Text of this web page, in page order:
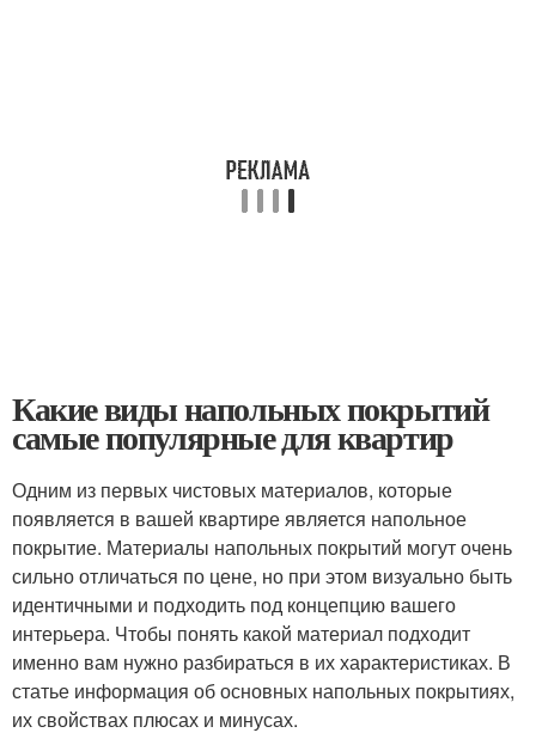
Какие виды напольных покрытий
самые популярные для квартир
Одним из первых чистовых материалов, которые
появляется в вашей квартире является напольное
покрытие. Материалы напольных покрытий могут очень
сильно отличаться по цене, но при этом визуально быть
идентичными и подходить под концепцию вашего
интерьера. Чтобы понять какой материал подходит
именно вам нужно разбираться в их характеристиках. В
статье информация об основных напольных покрытиях,
их свойствах плюсах и минусах.